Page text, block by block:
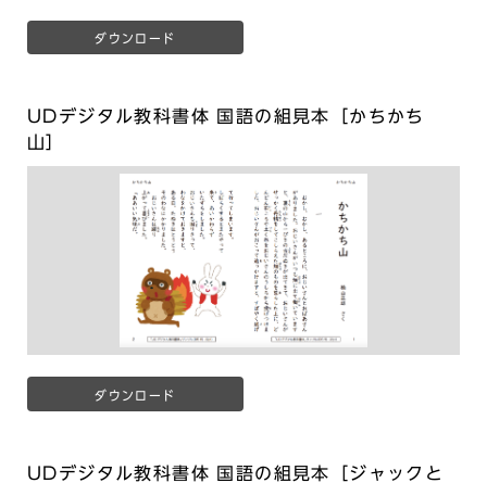
ダウンロード
UDデジタル教科書体 国語の組見本［かちかち
山］
ダウンロード
UDデジタル教科書体 国語の組見本［ジャックと